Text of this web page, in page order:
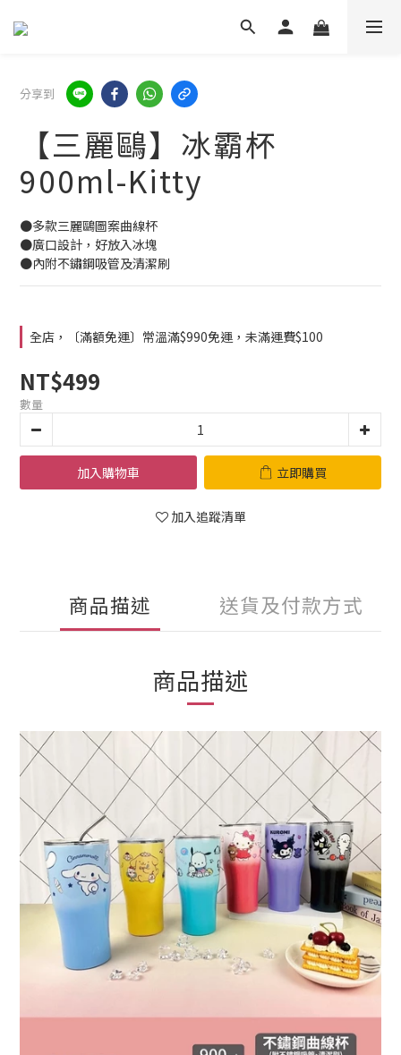
分享到
【三麗鷗】冰霸杯
900ml-Kitty
●多款三麗鷗圖案曲線杯
●廣口設計，好放入冰塊
●內附不鏽鋼吸管及清潔刷
全店，〔滿額免運〕常溫滿$990免運，未滿運費$100
NT$499
數量
加入購物車 立即購買
加入追蹤清單
商品描述 送貨及付款方式
商品描述